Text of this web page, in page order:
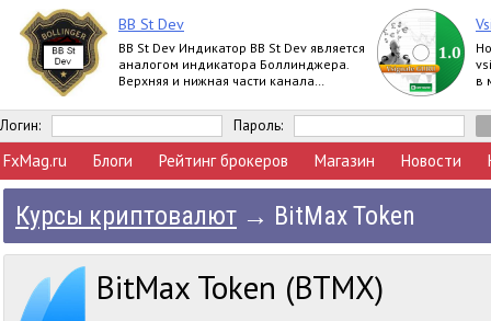
BB St Dev
BB St Dev Индикатор BB St Dev является
аналогом индикатора Боллинджера.
Верхняя и нижная части канала
помощи iStd
в
Логин: Пароль:
FxMag.ru Блоги Рейтинг брокеров Магазин Новости
Курсы криптовалют → BitMax Token
BitMax Token (BTMX)